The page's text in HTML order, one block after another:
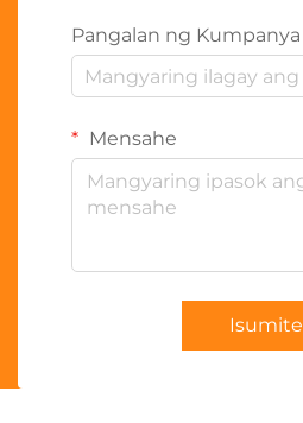
Pangalan ng Kumpanya
Mensahe
Isumite